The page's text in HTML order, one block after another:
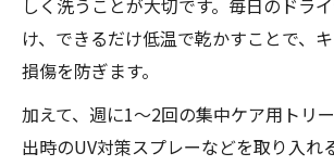
しく洗うことが大切です。毎日のドラ
け、できるだけ低温で乾かすことで、
損傷を防ぎます。
加えて、週に1～2回の集中ケア用トリ
出時のUV対策スプレーなどを取り入れ